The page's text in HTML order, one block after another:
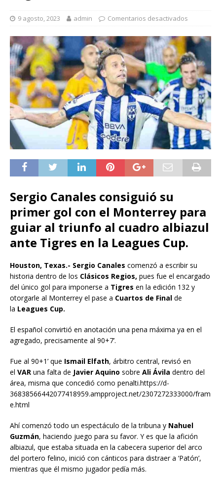
9 agosto, 2023 admin Comentarios desactivados
Sergio Canales consiguió su
primer gol con el Monterrey para
guiar al triunfo al cuadro albiazul
ante Tigres en la Leagues Cup.
Houston, Texas.- Sergio Canales comenzó a escribir su
historia dentro de los Clásicos Regios, pues fue el encargado
del único gol para imponerse a Tigres en la edición 132 y
otorgarle al Monterrey el pase a Cuartos de Final de
la Leagues Cup.
El español convirtió en anotación una pena máxima ya en el
agregado, precisamente al 90+7’.
Fue al 90+1’ que Ismail Elfath, árbitro central, revisó en
el VAR una falta de Javier Aquino sobre Ali Ávila dentro del
área, misma que concedió como penalti.https://d-
36838566442077418959.ampproject.net/2307272333000/fram
e.html
Ahí comenzó todo un espectáculo de la tribuna y Nahuel
Guzmán, haciendo juego para su favor. Y es que la afición
albiazul, que estaba situada en la cabecera superior del arco
del portero felino, inició con cánticos para distraer a ‘Patón’,
mientras que él mismo jugador pedía más.